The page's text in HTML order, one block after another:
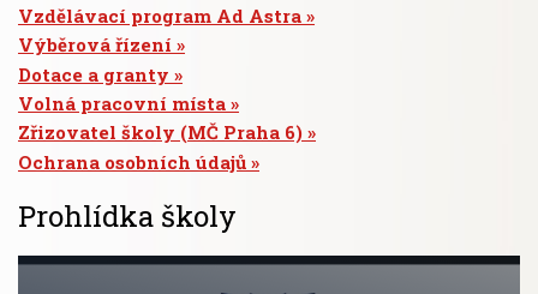
Vzdělávací program Ad Astra
Výběrová řízení
Dotace a granty
Volná pracovní místa
Zřizovatel školy (MČ Praha 6)
Ochrana osobních údajů
Prohlídka školy